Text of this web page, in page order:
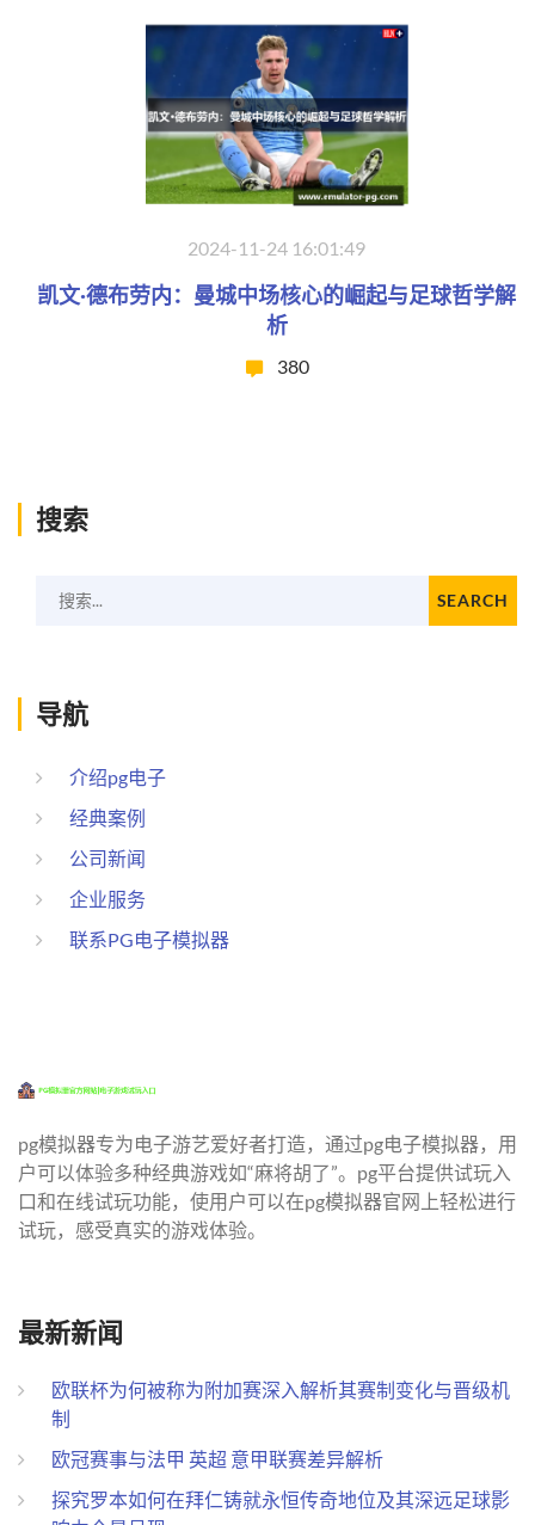
2024-11-24 16:01:49
凯文·德布劳内：曼城中场核心的崛起与足球哲学解
析
380
搜索
搜索... SEARCH
导航
介绍pg电子
经典案例
公司新闻
企业服务
联系PG电子模拟器
pg模拟器专为电子游艺爱好者打造，通过pg电子模拟器，用
户可以体验多种经典游戏如“麻将胡了”。pg平台提供试玩入
口和在线试玩功能，使用户可以在pg模拟器官网上轻松进行
试玩，感受真实的游戏体验。
最新新闻
欧联杯为何被称为附加赛深入解析其赛制变化与晋级机
制
欧冠赛事与法甲 英超 意甲联赛差异解析
探究罗本如何在拜仁铸就永恒传奇地位及其深远足球影